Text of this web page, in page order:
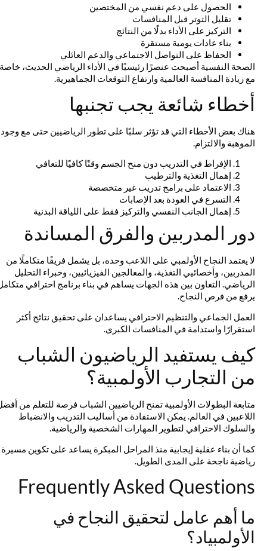
الحصول على دعم نفسي من المختصين
تقليل التوتر قبل المنافسات
التركيز على الأداء بدلًا من النتائج
بناء عادات يومية مستقرة
الحفاظ على التواصل الاجتماعي والدعم العائلي
الصحة النفسية أصبحت عنصرًا رئيسيًا في الأداء الرياضي الحديث، خاصة
مع زيادة المنافسة العالمية وارتفاع التوقعات الجماهيرية.
أخطاء شائعة يجب تجنبها
هناك بعض الأخطاء التي قد تؤثر سلبًا على تطور الرياضيين حتى مع وجود
الموهبة والالتزام.
الإفراط في التدريب دون منح الجسم وقتًا كافيًا للتعافي
إهمال التغذية والترطيب
الاعتماد على برامج تدريب غير متخصصة
التسرع في العودة بعد الإصابات
إهمال الجانب النفسي والتركيز فقط على اللياقة البدنية
دور المدربين والفرق المساندة
لا يعتمد النجاح الأولمبي على اللاعب وحده، بل يشمل فريقًا متكاملًا من
المدربين، وأخصائيي التغذية، والمعالجين الفيزيائيين، وخبراء التحليل
الرياضي. التعاون بين هذه الجهات يساهم في بناء برنامج احترافي متكامل
يرفع من فرص النجاح.
العمل الجماعي والتنظيم الاحترافي يساعدان على تحقيق نتائج أكثر
استقرارًا واستدامة في المنافسات الكبرى.
كيف يستفيد الرياضيون الشباب
من التجارب الأولمبية؟
متابعة البطولات الأولمبية تمنح الرياضيين الشباب فرصة للتعلم من أفضل
اللاعبين في العالم. يمكن الاستفادة من أساليب التدريب والانضباط
والسلوك الاحترافي لتطوير المهارات الشخصية والرياضية.
كما أن بناء عقلية إيجابية منذ المراحل المبكرة يساعد على تكوين مسيرة
رياضية ناجحة على المدى الطويل.
Frequently Asked Questions
ما أهم عامل لتحقيق النجاح في
الأولمبياد؟